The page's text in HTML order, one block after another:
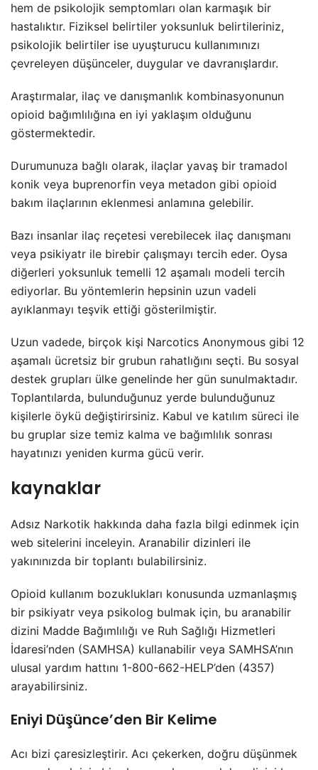
hem de psikolojik semptomları olan karmaşık bir
hastalıktır. Fiziksel belirtiler yoksunluk belirtileriniz,
psikolojik belirtiler ise uyuşturucu kullanımınızı
çevreleyen düşünceler, duygular ve davranışlardır.
Araştırmalar, ilaç ve danışmanlık kombinasyonunun
opioid bağımlılığına en iyi yaklaşım olduğunu
göstermektedir.
Durumunuza bağlı olarak, ilaçlar yavaş bir tramadol
konik veya buprenorfin veya metadon gibi opioid
bakım ilaçlarının eklenmesi anlamına gelebilir.
Bazı insanlar ilaç reçetesi verebilecek ilaç danışmanı
veya psikiyatr ile birebir çalışmayı tercih eder. Oysa
diğerleri yoksunluk temelli 12 aşamalı modeli tercih
ediyorlar. Bu yöntemlerin hepsinin uzun vadeli
ayıklanmayı teşvik ettiği gösterilmiştir.
Uzun vadede, birçok kişi Narcotics Anonymous gibi 12
aşamalı ücretsiz bir grubun rahatlığını seçti. Bu sosyal
destek grupları ülke genelinde her gün sunulmaktadır.
Toplantılarda, bulunduğunuz yerde bulunduğunuz
kişilerle öykü değiştirirsiniz. Kabul ve katılım süreci ile
bu gruplar size temiz kalma ve bağımlılık sonrası
hayatınızı yeniden kurma gücü verir.
kaynaklar
Adsız Narkotik hakkında daha fazla bilgi edinmek için
web sitelerini inceleyin. Aranabilir dizinleri ile
yakınınızda bir toplantı bulabilirsiniz.
Opioid kullanım bozuklukları konusunda uzmanlaşmış
bir psikiyatr veya psikolog bulmak için, bu aranabilir
dizini Madde Bağımlılığı ve Ruh Sağlığı Hizmetleri
İdaresi’nden (SAMHSA) kullanabilir veya SAMHSA’nın
ulusal yardım hattını 1-800-662-HELP’den (4357)
arayabilirsiniz.
Eniyi Düşünce’den Bir Kelime
Acı bizi çaresizleştirir. Acı çekerken, doğru düşünmek